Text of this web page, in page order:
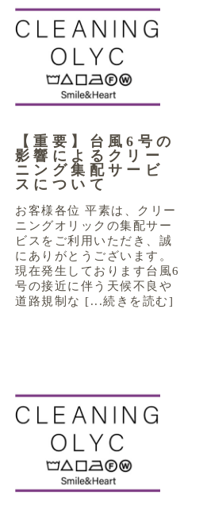
【重要】台風6号の
影響によるクリー
ニング集配サービ
スについて
お客様各位 平素は、クリー
ニングオリックの集配サー
ビスをご利用いただき、誠
にありがとうございます。
現在発生しております台風6
号の接近に伴う天候不良や
道路規制な [...続きを読む]